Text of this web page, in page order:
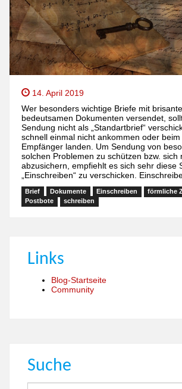
14. April 2019
Wer besonders wichtige Briefe mit
bedeutsamen Dokumenten versendet,
Sendung nicht als „Standartbrief“
schnell einmal nicht ankommen oder beim
Empfänger landen. Um Sendung von
solchen Problemen zu schützen bzw. sich
abzusichern, empfiehlt es sich sehr diese
„Einschreiben“ zu verschicken.
Brief Dokumente Einschreiben
förmliche
Postbote
schreiben
Links
Blog-Startseite
Community
Suche